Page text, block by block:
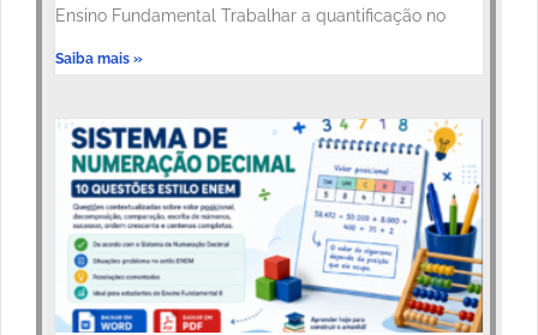
Ensino Fundamental Trabalhar a quantificação no
Saiba mais »